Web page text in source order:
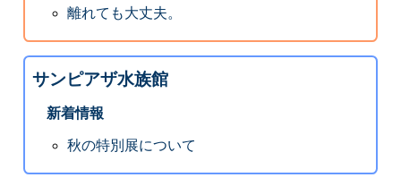
離れても大丈夫。
サンピアザ水族館
新着情報
秋の特別展について